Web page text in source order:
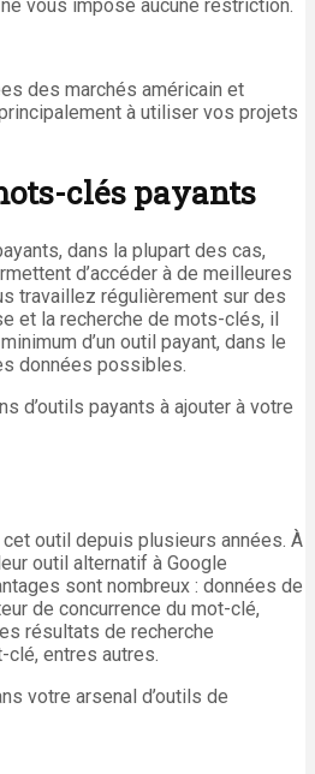
vous impose aucune restriction.
des marchés américain et
à utiliser vos projets
clés payants
dans la plupart des cas,
d’accéder à de meilleures
travaillez régulièrement sur des
et la recherche de mots-clés, il
d’un outil payant, dans le
données possibles.
d’outils payants à ajouter à votre
outil depuis plusieurs années. À
outil alternatif à Google
sont nombreux : données de
de concurrence du mot-clé,
résultats de recherche
clé, entres autres.
votre arsenal d’outils de